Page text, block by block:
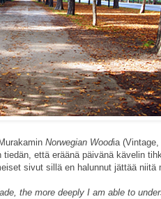
Norwegian Woodia
että eräänä päivänä kävelin
sivut sillä en halunnut jättää niitä
the more deeply I am able to